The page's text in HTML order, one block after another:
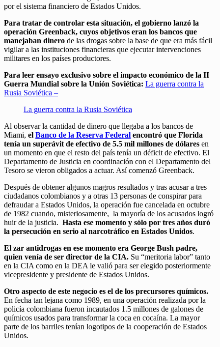
por el sistema financiero de Estados Unidos.
Para tratar de controlar esta situación, el gobierno lanzó la
operación Greenback, cuyos objetivos eran los bancos que
manejaban dinero de las drogas sobre la base de que era más fácil
vigilar a las instituciones financieras que ejecutar intervenciones
militares en los países productores.
Para leer ensayo exclusivo sobre el impacto económico de la II
Guerra Mundial sobre la Unión Soviética: La guerra contra la
Rusia Soviética –
La guerra contra la Rusia Soviética
Al observar la cantidad de dinero que llegaba a los bancos de
Miami, el Banco de la Reserva Federal encontró que Florida
tenía un superávit de efectivo de 5.5 mil millones de dólares en
un momento en que el resto del país tenía un déficit de efectivo. El
Departamento de Justicia en coordinación con el Departamento del
Tesoro se vieron obligados a actuar. Así comenzó Greenback.
Después de obtener algunos magros resultados y tras acusar a tres
ciudadanos colombianos y a otras 13 personas de conspirar para
defraudar a Estados Unidos, la operación fue cancelada en octubre
de 1982 cuando, misteriosamente, la mayoría de los acusados logró
huir de la justicia. Hasta ese momento y sólo por tres años duró
la persecución en serio al narcotráfico en Estados Unidos.
El zar antidrogas en ese momento era George Bush padre,
quien venía de ser director de la CIA. Su “meritoria labor” tanto
en la CIA como en la DEA le valió para ser elegido posteriormente
vicepresidente y presidente de Estados Unidos.
Otro aspecto de este negocio es el de los precursores químicos.
En fecha tan lejana como 1989, en una operación realizada por la
policía colombiana fueron incautados 1.5 millones de galones de
químicos usados para transformar la coca en cocaína. La mayor
parte de los barriles tenían logotipos de la cooperación de Estados
Unidos.